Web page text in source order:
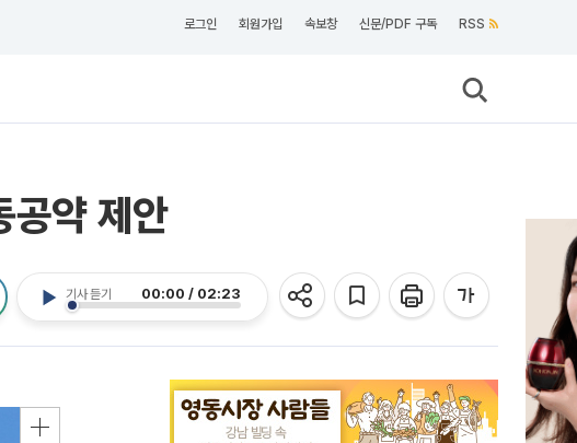
로그인 회원가입 속보창 신문/PDF 구독 RSS
공약 제안
기사 듣기 00:00 / 02:23